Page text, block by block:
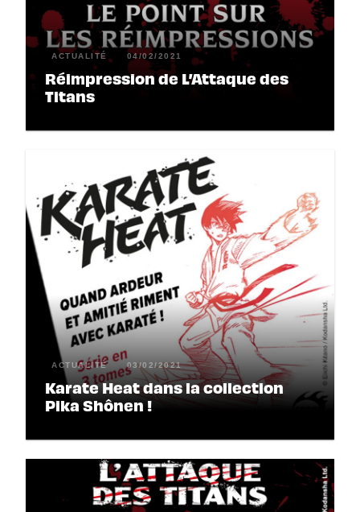
ACTUALITÉ 04/02/2021
Réimpression de L’Attaque des
Titans
ACTUALITÉ 03/02/2021
Karate Heat dans la collection
Pika Shônen !